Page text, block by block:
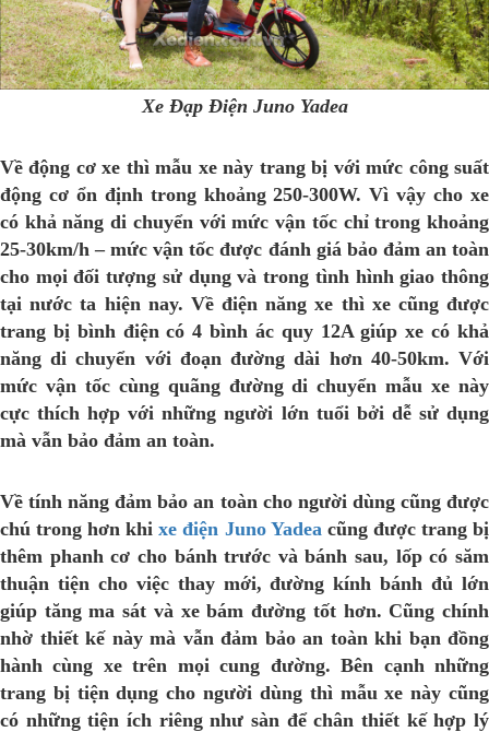
Xe Đạp Điện Juno Yadea
Về động cơ xe thì mẫu xe này trang bị với mức công suất
động cơ ổn định trong khoảng 250-300W. Vì vậy cho xe
có khả năng di chuyển với mức vận tốc chỉ trong khoảng
25-30km/h – mức vận tốc được đánh giá bảo đảm an toàn
cho mọi đối tượng sử dụng và trong tình hình giao thông
tại nước ta hiện nay. Về điện năng xe thì xe cũng được
trang bị bình điện có 4 bình ác quy 12A giúp xe có khả
năng di chuyển với đoạn đường dài hơn 40-50km. Với
mức vận tốc cùng quãng đường di chuyển mẫu xe này
cực thích hợp với những người lớn tuổi bởi dễ sử dụng
mà vẫn bảo đảm an toàn.
Về tính năng đảm bảo an toàn cho người dùng cũng được
chú trong hơn khixe điện Juno Yadea cũng được trang bị
thêm phanh cơ cho bánh trước và bánh sau, lốp có săm
thuận tiện cho việc thay mới, đường kính bánh đủ lớn
giúp tăng ma sát và xe bám đường tốt hơn. Cũng chính
nhờ thiết kế này mà vẫn đảm bảo an toàn khi bạn đồng
hành cùng xe trên mọi cung đường. Bên cạnh những
trang bị tiện dụng cho người dùng thì mẫu xe này cũng
có những tiện ích riêng như sàn để chân thiết kế hợp lý